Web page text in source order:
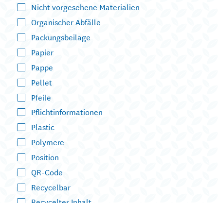
Nicht vorgesehene Materialien
Organischer Abfälle
Packungsbeilage
Papier
Pappe
Pellet
Pfeile
Pflichtinformationen
Plastic
Polymere
Position
QR-Code
Recycelbar